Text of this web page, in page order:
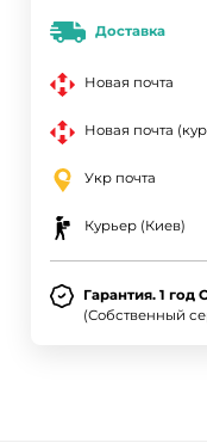
Доставка
Новая почта
Новая почта
Укр почта
Курьер (Киев)
Гарантия. 1 год
(Собственный